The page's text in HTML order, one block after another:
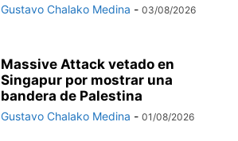
Gustavo Chalako Medina - 03/08/2026
Massive Attack vetado en
Singapur por mostrar una
bandera de Palestina
Gustavo Chalako Medina - 01/08/2026